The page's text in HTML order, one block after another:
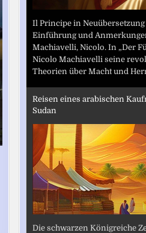
Il Principe in
Einführung und
Machiavelli, Nicolo. In „Der
Nicolo Machiavelli seine
Theorien über Macht und
Reisen eines arabischen
Sudan
Die schwarzen Königreiche